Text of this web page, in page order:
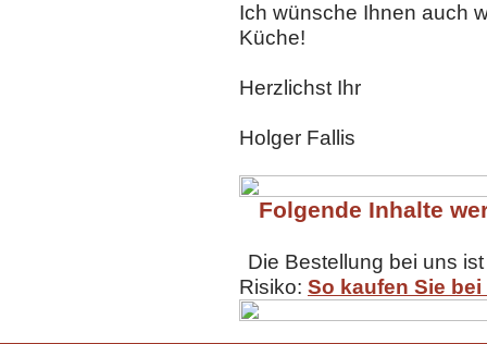
Ich wünsche Ihnen auch
Küche!
Herzlichst Ihr
Holger Fallis
Folgende Inhalte
Die Bestellung bei uns
Risiko: So kaufen Sie